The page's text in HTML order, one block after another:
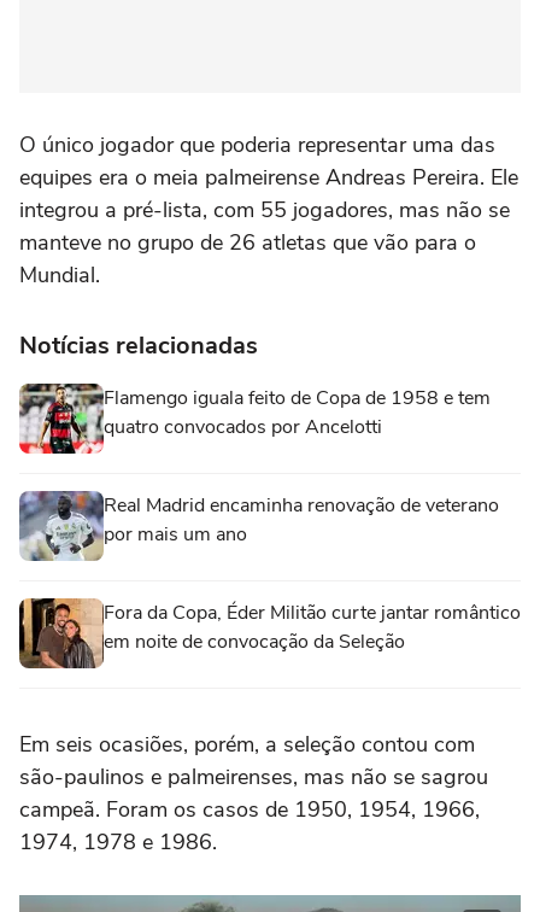
O único jogador que poderia representar uma das
equipes era o meia palmeirense Andreas Pereira. Ele
integrou a pré-lista, com 55 jogadores, mas não se
manteve no grupo de 26 atletas que vão para o
Mundial.
Notícias relacionadas
Flamengo iguala feito de Copa de 1958 e tem
quatro convocados por Ancelotti
Real Madrid encaminha renovação de veterano
por mais um ano
Fora da Copa, Éder Militão curte jantar romântico
em noite de convocação da Seleção
Em seis ocasiões, porém, a seleção contou com
são-paulinos e palmeirenses, mas não se sagrou
campeã. Foram os casos de 1950, 1954, 1966,
1974, 1978 e 1986.